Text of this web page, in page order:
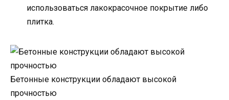
использоваться лакокрасочное покрытие либо
плитка.
Бетонные конструкции обладают высокой
прочностью